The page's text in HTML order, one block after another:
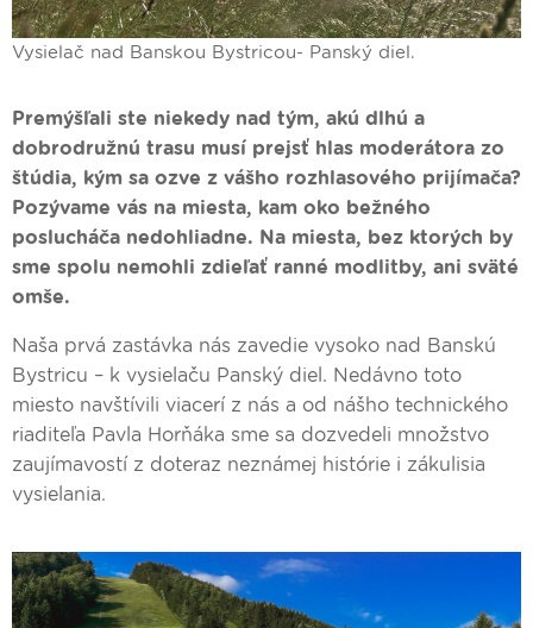
Vysielač nad Banskou Bystricou- Panský diel.
Premýšľali ste niekedy nad tým, akú dlhú a
dobrodružnú trasu musí prejsť hlas moderátora zo
štúdia, kým sa ozve z vášho rozhlasového prijímača?
Pozývame vás na miesta, kam oko bežného
poslucháča nedohliadne. Na miesta, bez ktorých by
sme spolu nemohli zdieľať ranné modlitby, ani sväté
omše.
Naša prvá zastávka nás zavedie vysoko nad Banskú
Bystricu – k vysielaču Panský diel. Nedávno toto
miesto navštívili viacerí z nás a od nášho technického
riaditeľa Pavla Horňáka sme sa dozvedeli množstvo
zaujímavostí z doteraz neznámej histórie i zákulisia
vysielania.